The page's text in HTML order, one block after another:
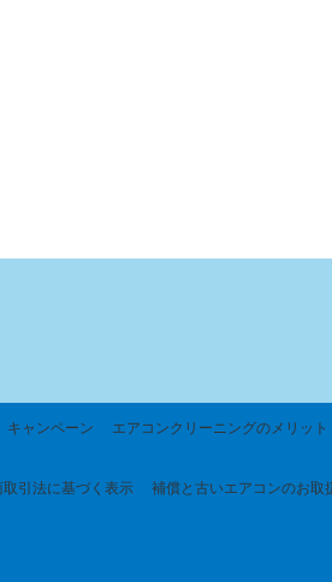
キャンペーン エアコンクリーニングのメリット
引法に基づく 表示 補償と古いエアコンのお取